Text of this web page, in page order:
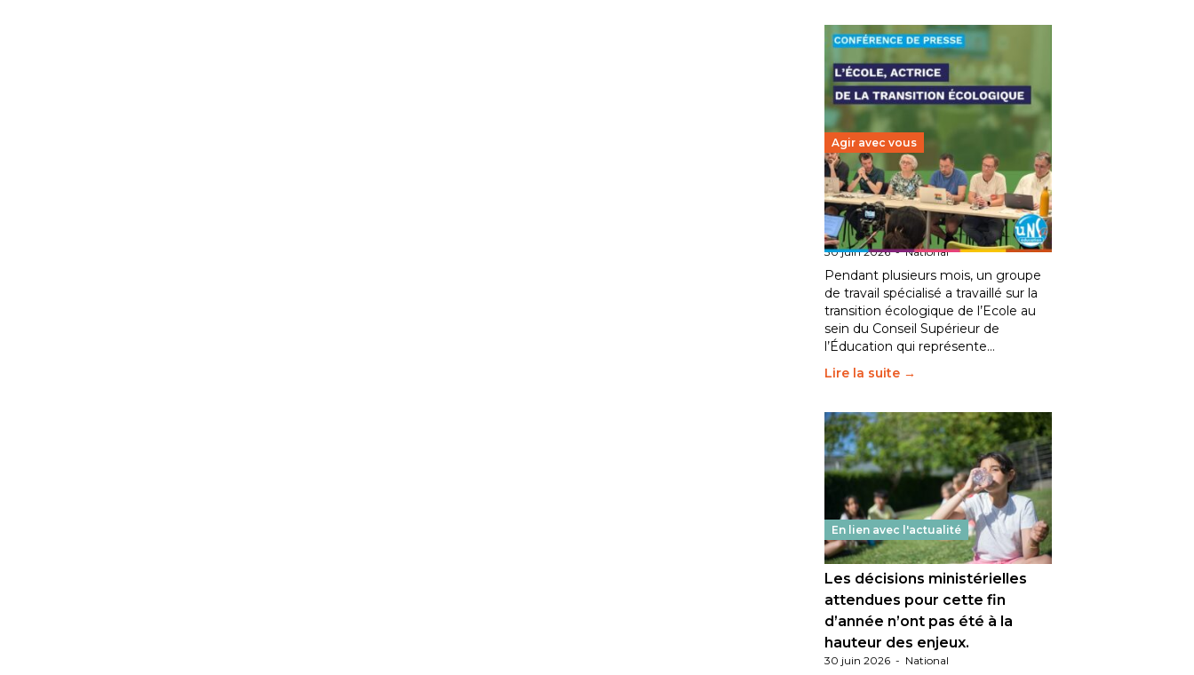
Agir avec vous
Transition écologique de
l’éducation : l’UNSA Éducation
fait bouger les lignes
30 juin 2026-National
Pendant plusieurs mois, un groupe
de travail spécialisé a travaillé sur la
transition écologique de l’Ecole au
sein du Conseil Supérieur de
l’Éducation qui représente…
Lire la suite →
En lien avec l'actualité
Les décisions ministérielles
attendues pour cette fin
d’année n’ont pas été à la
hauteur des enjeux.
30 juin 2026 - National